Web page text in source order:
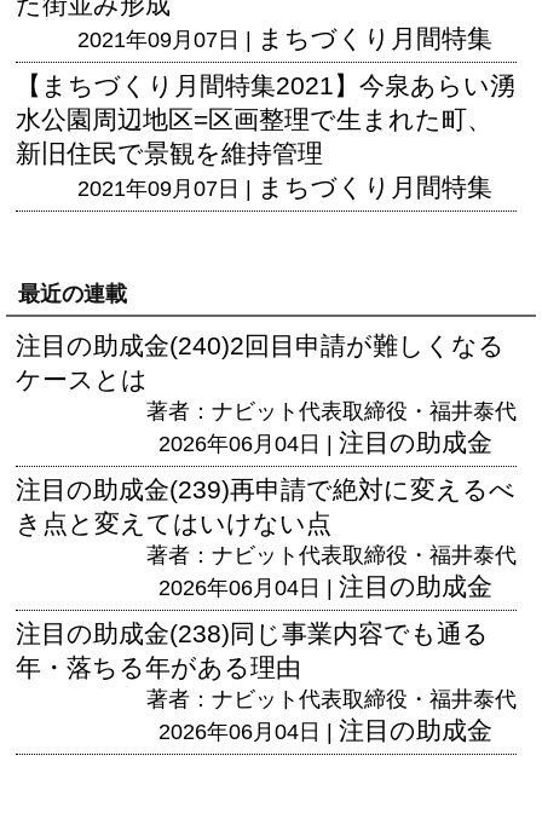
2021年09月07日 | まちづくり月間特集
【まちづくり月間特集2021】今泉あらい湧
水公園周辺地区=区画整理で生まれた町、
新旧住民で景観を維持管理
2021年09月07日 | まちづくり月間特集
最近の連載
注目の助成金(240)2回目申請が難しくなる
ケースとは
著者：ナビット代表取締役・福井泰代
2026年06月04日 | 注目の助成金
注目の助成金(239)再申請で絶対に変えるべ
き点と変えてはいけない点
著者：ナビット代表取締役・福井泰代
2026年06月04日 | 注目の助成金
注目の助成金(238)同じ事業内容でも通る
年・落ちる年がある理由
著者：ナビット代表取締役・福井泰代
2026年06月04日 | 注目の助成金